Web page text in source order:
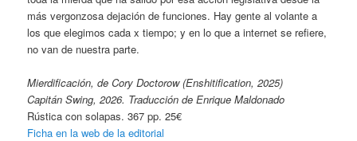
más vergonzosa dejación de funciones. Hay gente al volante a
los que elegimos cada x tiempo; y en lo que a internet se refiere,
no van de nuestra parte.
Mierdificación, de Cory Doctorow (Enshitification, 2025)
Capitán Swing, 2026. Traducción de Enrique Maldonado
Rústica con solapas. 367 pp. 25€
Ficha en la web de la editorial